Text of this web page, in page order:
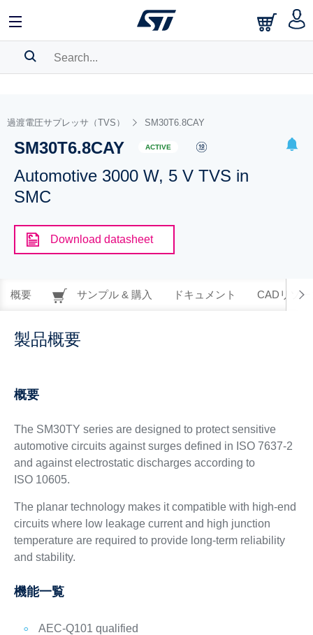
BOOKMARK
Pleaselog in to show your saved searches.
過渡電圧サプレッサ（TVS） SM30T6.8CAY
SM30T6.8CAY ACTIVE
Automotive 3000 W, 5 V TVS in
SMC
Download datasheet
概要 サンプル & 購入 ドキュメント CADリソー
製品概要
概要
The SM30TY series are designed to protect sensitive
automotive circuits against surges defined in ISO 7637-2
and against electrostatic discharges according to
ISO 10605.
The planar technology makes it compatible with high-end
circuits where low leakage current and high junction
temperature are required to provide long-term reliability
and stability.
機能一覧
AEC-Q101 qualified